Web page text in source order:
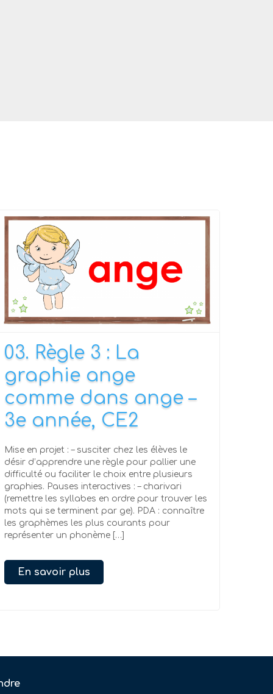
03. Règle 3 : La
graphie ange
comme dans ange –
3e année, CE2
Mise en projet : – susciter chez les élèves le
désir d’apprendre une règle pour pallier une
difficulté ou faciliter le choix entre plusieurs
graphies. Pauses interactives : – charivari
(remettre les syllabes en ordre pour trouver les
mots qui se terminent par ge). PDA : connaître
les graphèmes les plus courants pour
représenter un phonème […]
En savoir plus